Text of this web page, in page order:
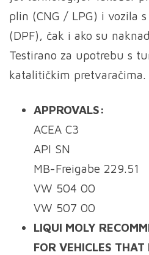
plin (CNG / LPG) i vozila
(DPF), čak i ako su
Testirano za upotrebu s
katalitičkim pretvaračima.
APPROVALS:
ACEA C3
API SN
MB-Freigabe 229.51
VW 504 00
VW 507 00
LIQUI MOLY
FOR VEHICLES THAT